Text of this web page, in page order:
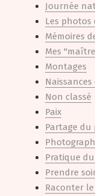
Journée
Les photos
Mémoires
Mes
Montages
Non classé
Paix
Partage du
Pratique
Prendre
Raconter